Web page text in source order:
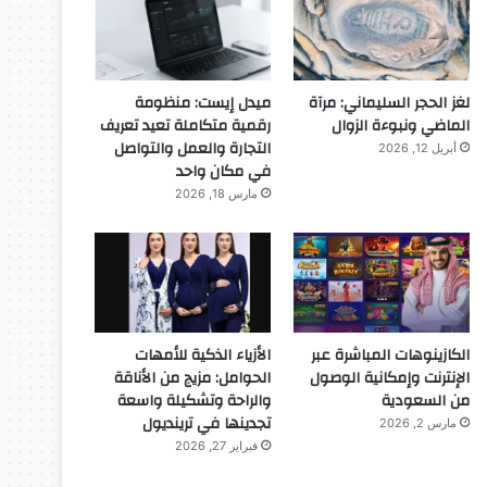
المجلة
يخرج قصاصات الورق من أنفه
لغز الحجر السليماني: مرآة
الماضي ونبوءة الزوال
أبريل 12, 2026
ميدل إيست: منظومة
رقمية متكاملة تعيد تعريف
التجارة والعمل والتواصل
في مكان واحد
مارس 18, 2026
الكازينوهات المباشرة عبر
الإنترنت وإمكانية الوصول
من السعودية
مارس 2, 2026
الأزياء الذكية للأمهات
الحوامل: مزيج من الأناقة
والراحة وتشكيلة واسعة
تجدينها في ترينديول
فبراير 27, 2026